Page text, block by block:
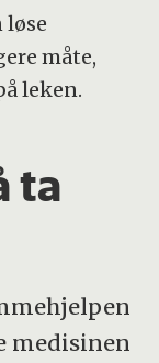
måte,
leken.
ta
medisinen